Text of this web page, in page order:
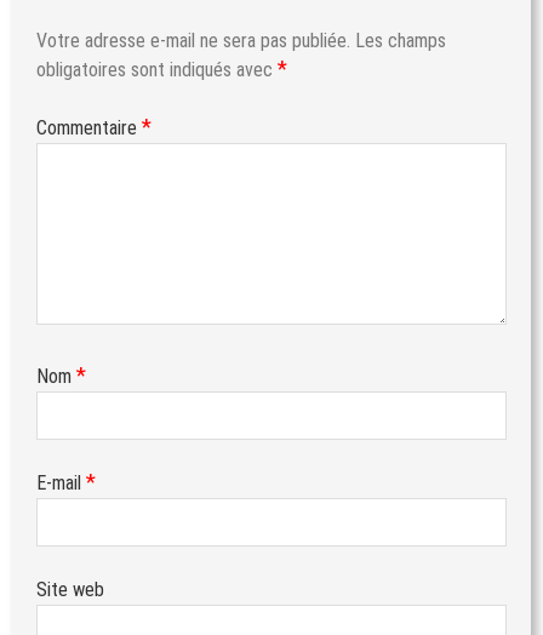
Votre adresse e-mail ne sera pas publiée. Les champs
obligatoires sont indiqués avec *
Commentaire *
Nom *
E-mail *
Site web